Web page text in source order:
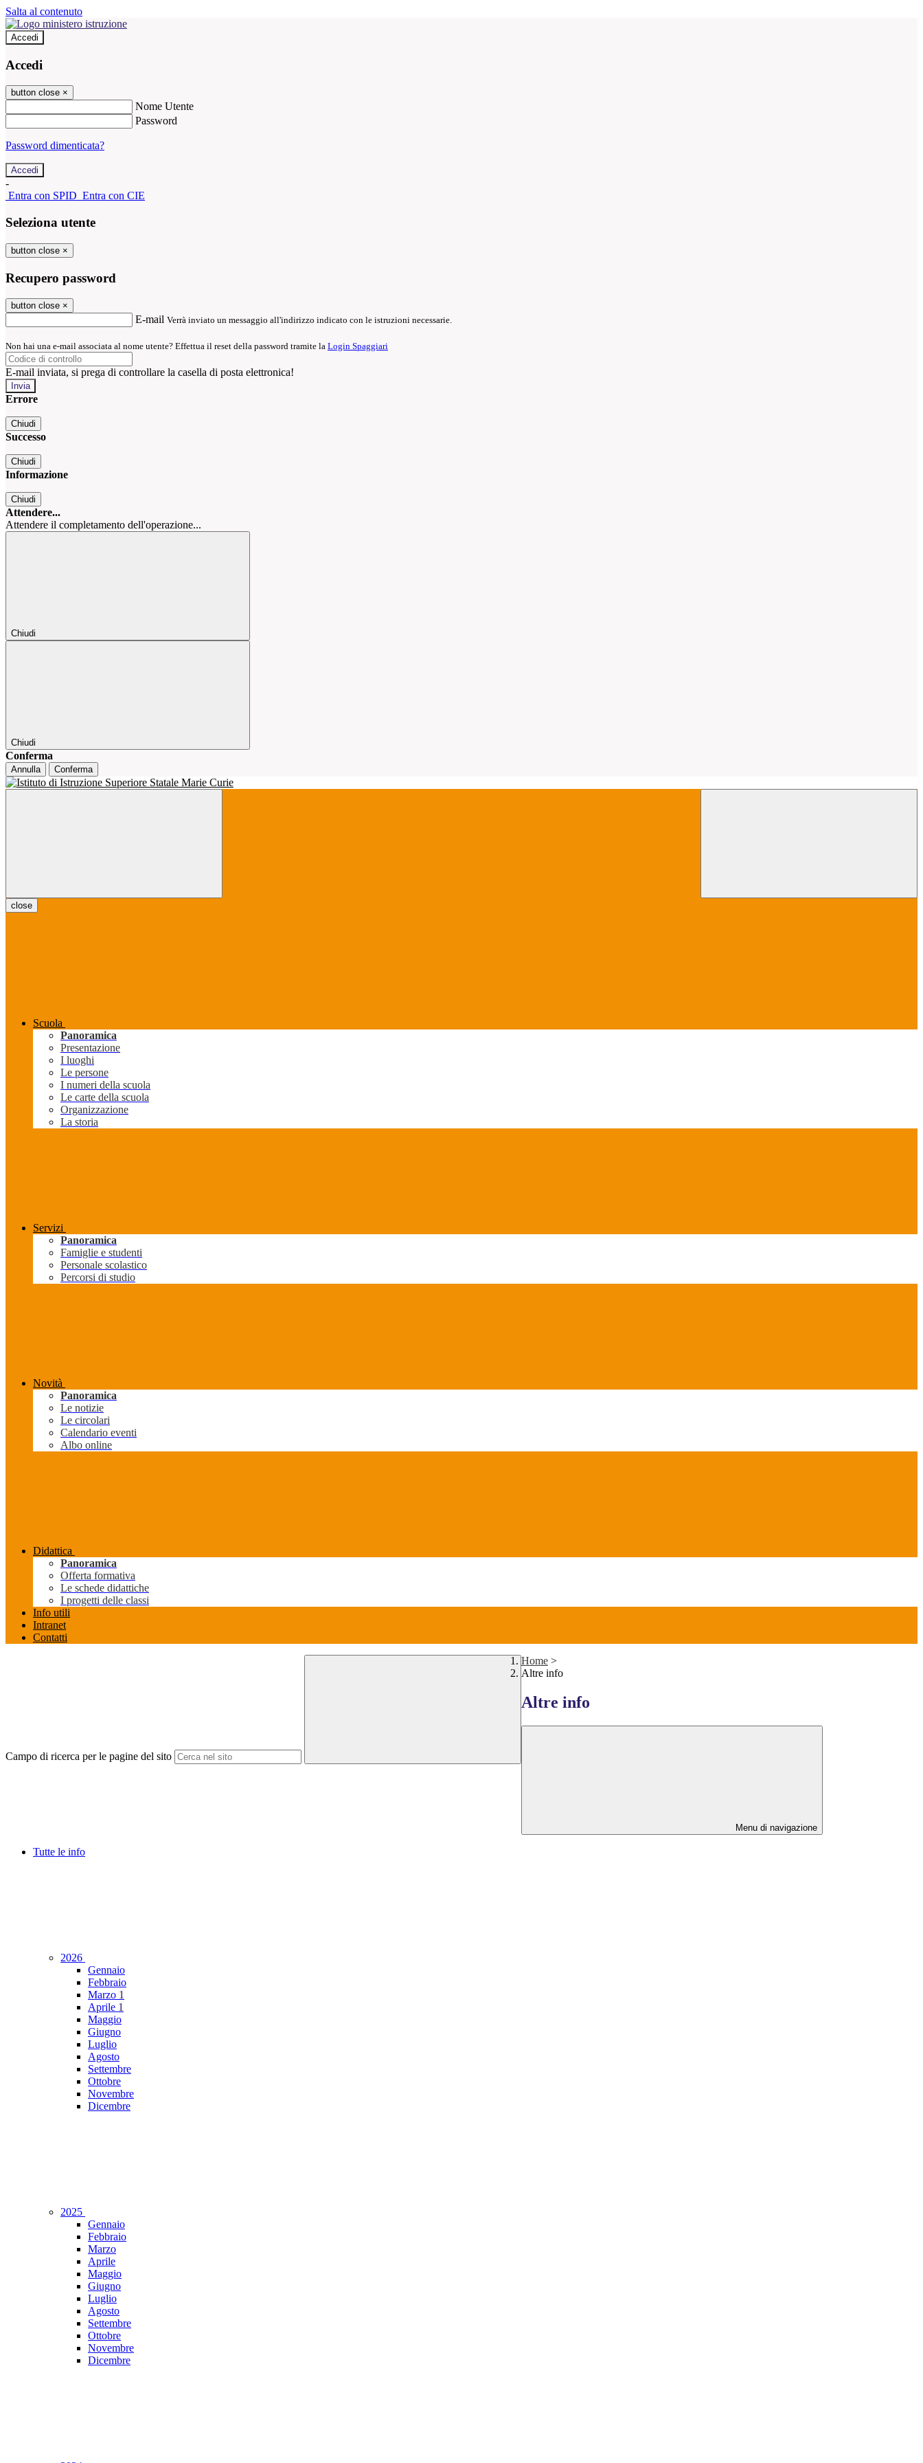
Salta al contenuto
Accedi
Accedi
button close ×
Nome Utente
Password
Password dimenticata?
-
Entra con SPID Entra con CIE
Seleziona utente
button close ×
Recupero password
button close ×
E-mail Verrà inviato un messaggio all'indirizzo indicato con le istruzioni necessarie.
Non hai una e-mail associata al nome utente? Effettua il reset della password tramite la Login Spaggiari
E-mail inviata, si prega di controllare la casella di posta elettronica!
Errore
Chiudi
Successo
Chiudi
Informazione
Chiudi
Attendere...
Attendere il completamento dell'operazione...
Chiudi
Chiudi
Conferma
Annulla Conferma
close
Scuola
Panoramica
Presentazione
I luoghi
Le persone
I numeri della scuola
Le carte della scuola
Organizzazione
La storia
Servizi
Panoramica
Famiglie e studenti
Personale scolastico
Percorsi di studio
Novità
Panoramica
Le notizie
Le circolari
Calendario eventi
Albo online
Didattica
Panoramica
Offerta formativa
Le schede didattiche
I progetti delle classi
Info utili
Intranet
Contatti
Campo di ricerca per le pagine del sito
Home >
Altre info
Altre info
Menu di navigazione
Tutte le info
2026
Gennaio
Febbraio
Marzo 1
Aprile 1
Maggio
Giugno
Luglio
Agosto
Settembre
Ottobre
Novembre
Dicembre
2025
Gennaio
Febbraio
Marzo
Aprile
Maggio
Giugno
Luglio
Agosto
Settembre
Ottobre
Novembre
Dicembre